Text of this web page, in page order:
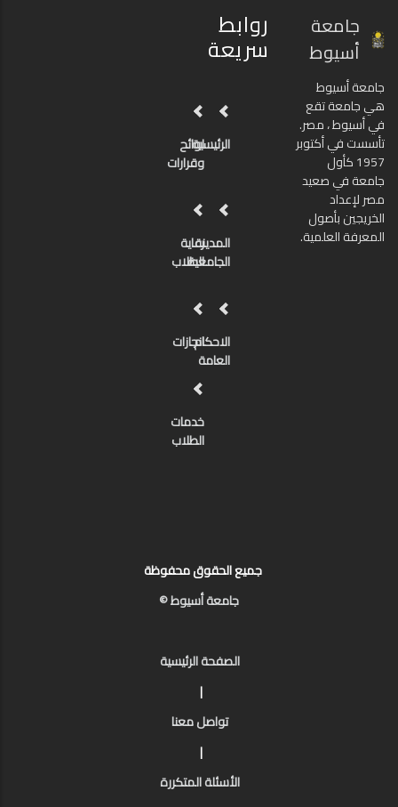
جامعة
أسيوط
جامعة أسيوط
هي جامعة تقع
في أسيوط ، مصر.
تأسست في أكتوبر
1957 كأول
جامعة في صعيد
مصر لإعداد
الخريجين بأصول
المعرفة العلمية.
روابط
سريعة
الرئيسيةلوائح
وقرارات
المدينة
الجامعية
رعاية
الطلاب
الاحكام
العامة
انجازات
خدمات
الطلاب
جميع الحقوق محفوظة
جامعة أسيوط ©
الصفحة الرئيسية
|
تواصل معنا
|
الأسئلة المتكررة